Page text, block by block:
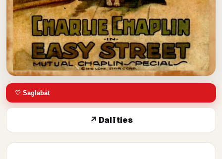
♡ Saglabāt
↗ Dalīties